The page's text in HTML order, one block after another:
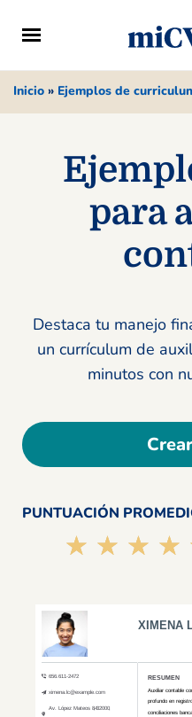
Inicio » Ejemplos de
para
Destaca tu manejo
un currículum de
minutos con
PUNTUACIÓN